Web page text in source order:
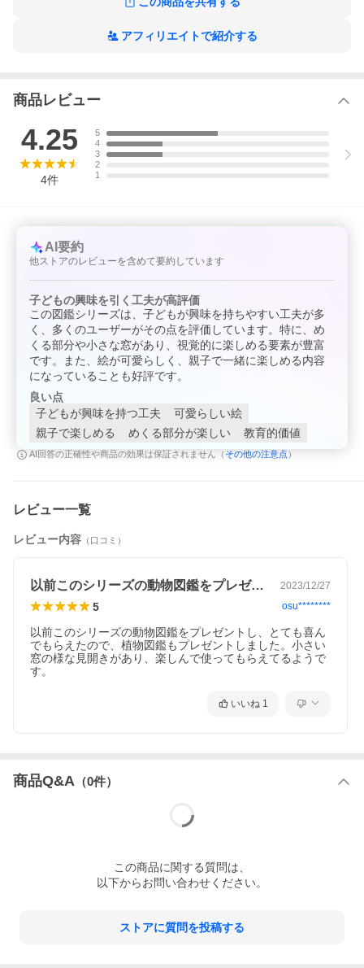
たり…。子どもに身近な植物の生長を、たくさんの仕掛けで分か
る絵本図鑑。ちみつな写真ときれいな写真は見応え十分。
アフィリエイトで紹介する
商品レビュー
4.25
4件
5
4
3
2
1
AI要約
他ストアのレビューを含めて要約しています
子どもの興味を引く工夫が高評価
この図鑑シリーズは、子どもが興味を持ちやすい工夫が多
く、多くのユーザーがその点を評価しています。特に、め
くる部分や小さな窓があり、視覚的に楽しめる要素が豊富
です。また、絵が可愛らしく、親子で一緒に楽しめる内容
になっていることも好評です。
良い点
子どもが興味を持つ工夫
可愛らしい絵
親子で楽しめる
めくる部分が楽しい 教育的価値
AI回答の正確性や商品の効果は保証されません（ その他の注意点 ）
レビュー一覧
レビュー内容 （口コミ）
以前このシリーズの動物図鑑をプレゼント… 2023/12/27
5 osu********
以前このシリーズの動物図鑑をプレゼントし、とても喜ん
でもらえたので、植物図鑑もプレゼントしました。小さい
窓の様な見開きがあり、楽しんで使ってもらえてるようで
す。
いいね 1
商品Q&A （0件）
この商品に関する質問は、
以下からお問い合わせください。
ストアに質問を投稿する